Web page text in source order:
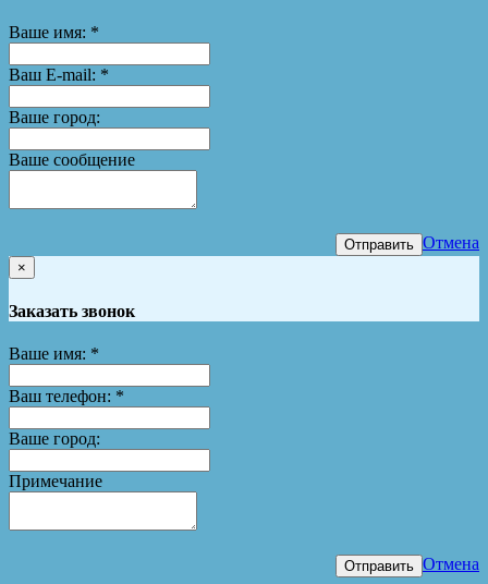
Ваше имя: *
Ваш E-mail: *
Ваше город:
Ваше сообщение
Отправить Отмена
×
Заказать звонок
Ваше имя: *
Ваш телефон: *
Ваше город:
Примечание
Отправить Отмена